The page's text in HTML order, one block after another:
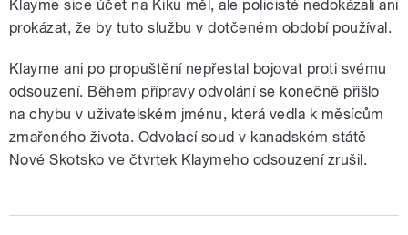
Klayme sice účet na Kiku měl, ale policisté nedokázali ani
prokázat, že by tuto službu v dotčeném období používal.
Klayme ani po propuštění nepřestal bojovat proti svému
odsouzení. Během přípravy odvolání se konečně přišlo
na chybu v uživatelském jménu, která vedla k měsícům
zmařeného života. Odvolací soud v kanadském státě
Nové Skotsko ve čtvrtek Klaymeho odsouzení zrušil.